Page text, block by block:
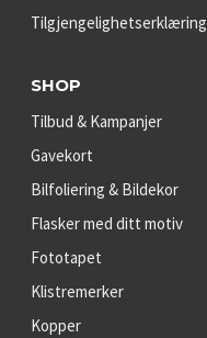
Tilgjengelighetserklæring
SHOP
Tilbud & Kampanjer
Gavekort
Bilfoliering & Bildekor
Flasker med ditt motiv
Fototapet
Klistremerker
Kopper